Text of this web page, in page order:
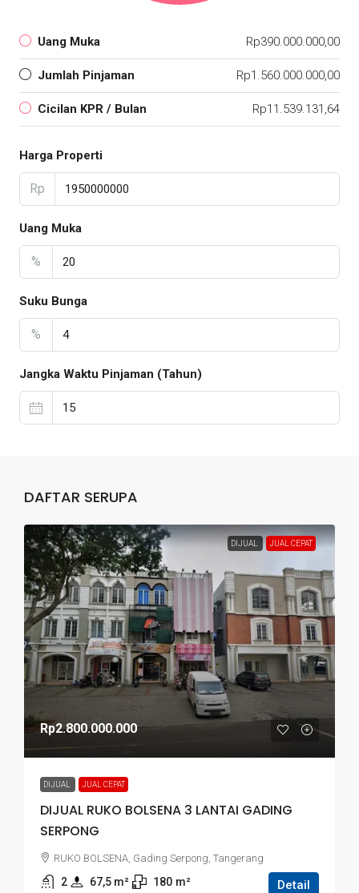
Uang Muka Rp390.000.000,00
Jumlah Pinjaman Rp1.560.000.000,00
Cicilan KPR / Bulan Rp11.539.131,64
Harga Properti
Rp
Uang Muka
%
Suku Bunga
%
Jangka Waktu Pinjaman (Tahun)
DAFTAR SERUPA
DIJUAL JUAL CEPAT
Rp2.800.000.000
DIJUAL JUAL CEPAT
DIJUAL RUKO BOLSENA 3 LANTAI GADING
SERPONG
RUKO BOLSENA, Gading Serpong, Tangerang
2 67,5 m² 180 m² Detail